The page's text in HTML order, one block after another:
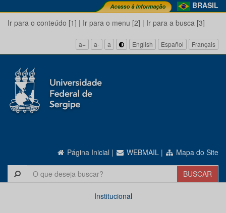
BRASIL
Ir para o conteúdo [1] | Ir para o menu [2] | Ir para a busca [3]
a+ a- a English Español Français
Página Inicial | WEBMAIL | Mapa do Site
Institucional